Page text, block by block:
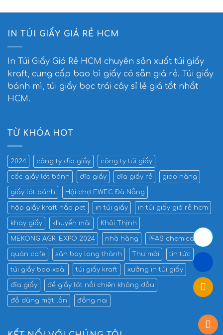
IN TÚI GIẤY GIÁ RẺ HCM
In Túi Giấy Giá Rẻ HCM chuyên sản xuất túi giấy
kraft, cung cấp bao bì giấy có sẵn giá rẻ. Túi giấy
bánh mì, túi giấy bọc trái cây sỉ lẻ giá tốt nhất
HCM.
TỪ KHÓA HOT
2024 công ty dĩa giấy công ty túi giấy
cốc giấy lót bánh dĩa giấy dĩa giấy rẻ giao hàng
giấy lót bánh Hội chợ EWEC Đà Nẵng
hộp giấy kraft nắp pet in túi giấy in túi giấy giá rẻ hcm
khay giấy khuyến mãi Khôi Thịnh
MEKONG AGRI EXPO 2024 nhà hàng PFAS chemicals
quán cafe sân bay long thành Thư mời tin tức
túi giấy bao xoài túi giấy kraft xưởng in túi giấy
đĩa giấy đế giấy lót nồi chiên không dầu
đồ dùng một lần đồng nai